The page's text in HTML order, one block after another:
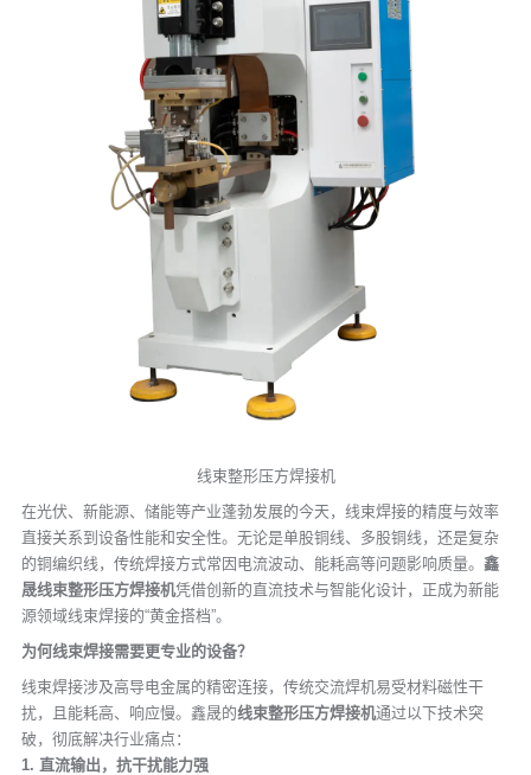
线束整形压方焊接机
在光伏、新能源、储能等产业蓬勃发展的今天，线束焊接的精度与效率
直接关系到设备性能和安全性。无论是单股铜线、多股铜线，还是复杂
的铜编织线，传统焊接方式常因电流波动、能耗高等问题影响质量。 鑫
晟线束整形压方焊接机凭借创新的直流技术与智能化设计，正成为新能
源领域线束焊接的“黄金搭档”。
为何线束焊接需要更专业的设备？
线束焊接涉及高导电金属的精密连接，传统交流焊机易受材料磁性干
扰，且能耗高、响应慢。鑫晟的线束整形压方焊接机通过以下技术突
破，彻底解决行业痛点：
1. 直流输出，抗干扰能力强